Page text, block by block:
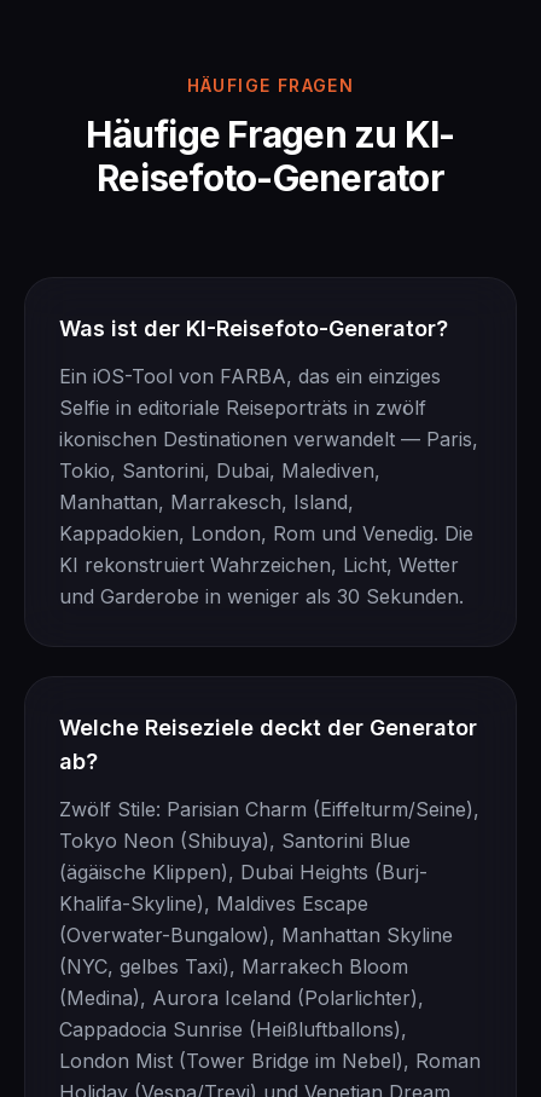
HÄUFIGE FRAGEN
Häufige Fragen zu KI-
Reisefoto-Generator
Was ist der KI-Reisefoto-Generator?
Ein iOS-Tool von FARBA, das ein einziges
Selfie in editoriale Reiseporträts in zwölf
ikonischen Destinationen verwandelt — Paris,
Tokio, Santorini, Dubai, Malediven,
Manhattan, Marrakesch, Island,
Kappadokien, London, Rom und Venedig. Die
KI rekonstruiert Wahrzeichen, Licht, Wetter
und Garderobe in weniger als 30 Sekunden.
Welche Reiseziele deckt der Generator
ab?
Zwölf Stile: Parisian Charm (Eiffelturm/Seine),
Tokyo Neon (Shibuya), Santorini Blue
(ägäische Klippen), Dubai Heights (Burj-
Khalifa-Skyline), Maldives Escape
(Overwater-Bungalow), Manhattan Skyline
(NYC, gelbes Taxi), Marrakech Bloom
(Medina), Aurora Iceland (Polarlichter),
Cappadocia Sunrise (Heißluftballons),
London Mist (Tower Bridge im Nebel), Roman
Holiday (Vespa/Trevi) und Venetian Dream